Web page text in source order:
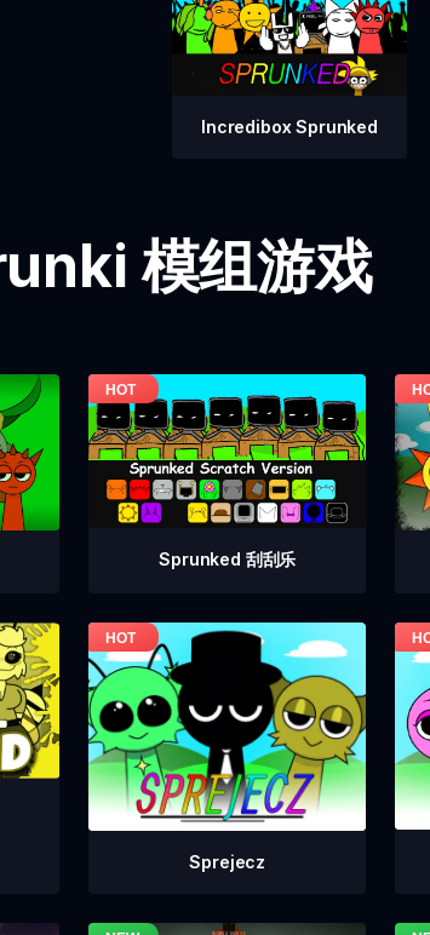
Incredibox Sprunked
模组游戏
Sprunked 刮刮乐
Sprejecz